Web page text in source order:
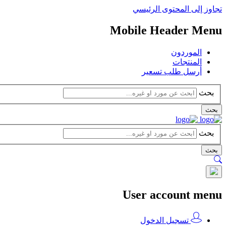
تجاوز إلى المحتوى الرئيسي
Mobile Header Menu
الموردون
المنتجات
أرسل طلب تسعير
بحث
بحث
بحث
بحث
User account menu
تسجيل الدخول